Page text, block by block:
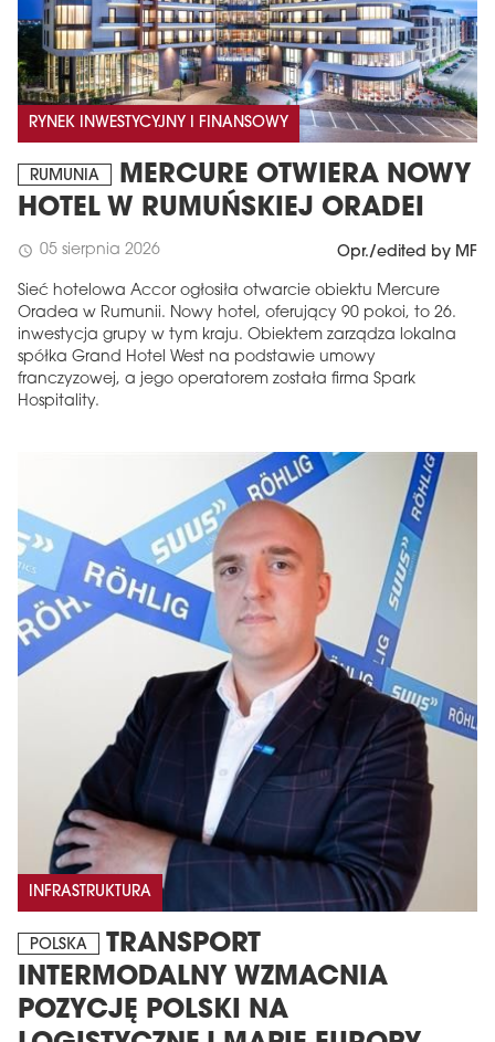
RYNEK INWESTYCYJNY I FINANSOWY
RUMUNIA
MERCURE OTWIERA NOWY
HOTEL W RUMUŃSKIEJ ORADEI
schedule 05 sierpnia 2026 Opr./edited by MF
Sieć hotelowa Accor ogłosiła otwarcie obiektu Mercure
Oradea w Rumunii. Nowy hotel, oferujący 90 pokoi, to 26.
inwestycja grupy w tym kraju. Obiektem zarządza lokalna
spółka Grand Hotel West na podstawie umowy
franczyzowej, a jego operatorem została firma Spark
Hospitality.
INFRASTRUKTURA
POLSKA
TRANSPORT
INTERMODALNY WZMACNIA
POZYCJĘ POLSKI NA